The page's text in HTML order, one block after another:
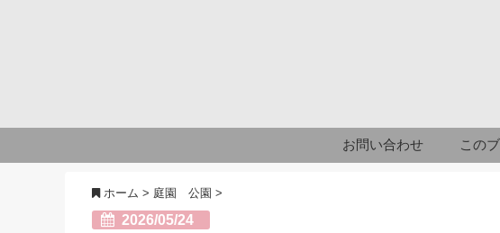
お問い合わせ この
ホーム > 庭園 公園 >
2026/05/24